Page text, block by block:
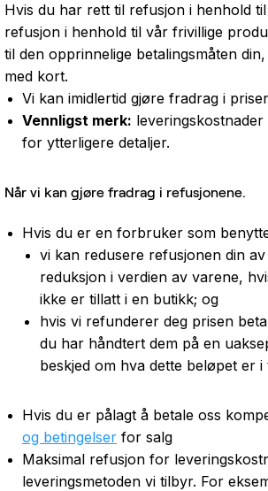
Hvis du har rett til refusjon i henhold
refusjon i henhold til vår frivillige
til den opprinnelige betalingsmåten
med kort.
Vi kan imidlertid gjøre fradrag i
Vennligst merk:
for ytterligere detaljer.
Når vi kan gjøre fradrag i refusjonene.
Hvis du er en forbruker som
vi kan redusere refusjonen din
reduksjon i verdien av varene,
ikke er tillatt i en butikk; og
hvis vi refunderer deg prisen
du har håndtert dem på en
beskjed om hva dette beløpet er
Hvis du er pålagt å betale oss
og betingelserfor salg
Maksimal refusjon for
leveringsmetoden vi tilbyr. For